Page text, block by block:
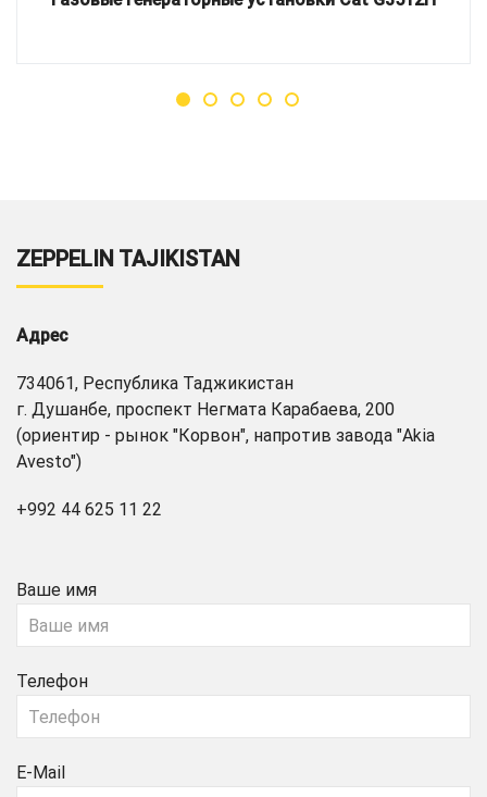
ZEPPELIN TAJIKISTAN
Адрес
734061, Республика Таджикистан
г. Душанбе, проспект Негмата Карабаева, 200
(ориентир - рынок "Корвон", напротив завода "Akia
Avesto")
+992 44 625 11 22
Ваше имя
Телефон
E-Mail